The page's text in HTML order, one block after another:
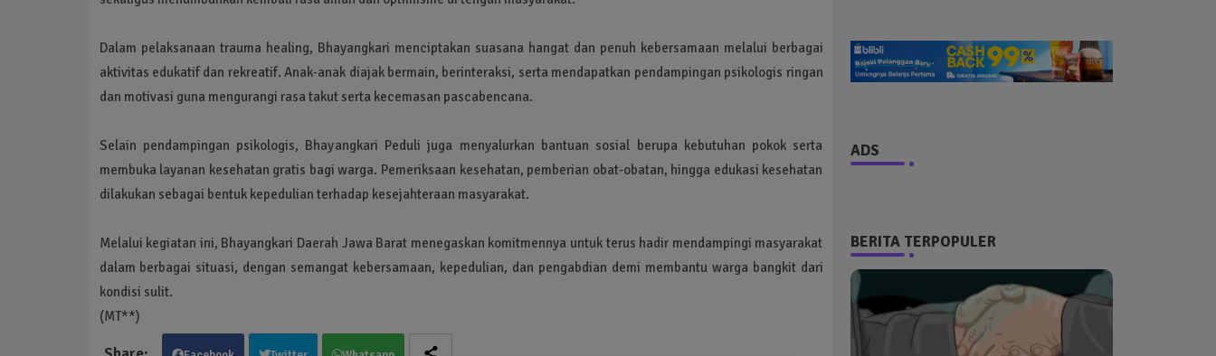
Dalam pelaksanaan trauma healing, Bhayangkari menciptakan suasana hangat dan penuh kebersamaan melalui berbagai
aktivitas edukatif dan rekreatif. Anak-anak diajak bermain, berinteraksi, serta mendapatkan pendampingan psikologis ringan
dan motivasi guna mengurangi rasa takut serta kecemasan pascabencana.
Selain pendampingan psikologis, Bhayangkari Peduli juga menyalurkan bantuan sosial berupa kebutuhan pokok serta
membuka layanan kesehatan gratis bagi warga. Pemeriksaan kesehatan, pemberian obat-obatan, hingga edukasi kesehatan
dilakukan sebagai bentuk kepedulian terhadap kesejahteraan masyarakat.
Melalui kegiatan ini, Bhayangkari Daerah Jawa Barat menegaskan komitmennya untuk terus hadir mendampingi masyarakat
dalam berbagai situasi, dengan semangat kebersamaan, kepedulian, dan pengabdian demi membantu warga bangkit dari
kondisi sulit.
(MT**)
ADS
BERITA TERPOPULER